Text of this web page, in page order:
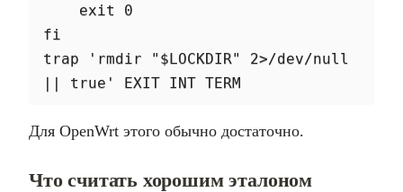
fi
trap 'rmdir "$LOCKDIR" 2>/dev/null
Для OpenWrt этого обычно достаточно.
Что считать хорошим эталоном